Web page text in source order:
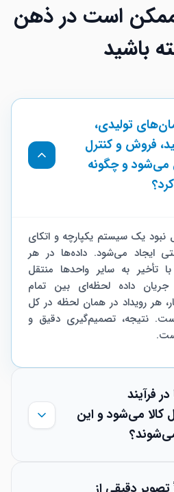
است در ذهن
باشید
تولیدی،
فروش و کنترل
می‌شود و چگونه
نبود یک سیستم یکپارچه و اتکای
ایجاد می‌شود. داده‌ها در هر
تأخیر به سایر واحدها منتقل
جریان داده لحظه‌ای بین تمام
هر رویداد در همان لحظه در کل
نتیجه، تصمیم‌گیری دقیق و
فرآیند
کالا می‌شود و این
موجودی، تولید و لجستیک